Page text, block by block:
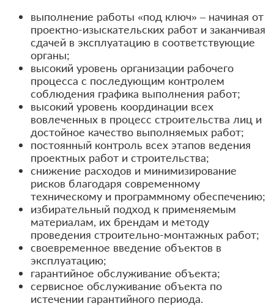
выполнение работы «под ключ» – начиная от
проектно-изыскательских работ и заканчивая
сдачей в эксплуатацию в соответствующие
органы;
высокий уровень организации рабочего
процесса с последующим контролем
соблюдения графика выполнения работ;
высокий уровень координации всех
вовлеченных в процесс строительства лиц и
достойное качество выполняемых работ;
постоянный контроль всех этапов ведения
проектных работ и строительства;
снижение расходов и минимизирование
рисков благодаря современному
техническому и программному обеспечению;
избирательный подход к применяемым
материалам, их брендам и методу
проведения строительно-монтажных работ;
своевременное введение объектов в
эксплуатацию;
гарантийное обслуживание объекта;
сервисное обслуживание объекта по
истечении гарантийного периода.